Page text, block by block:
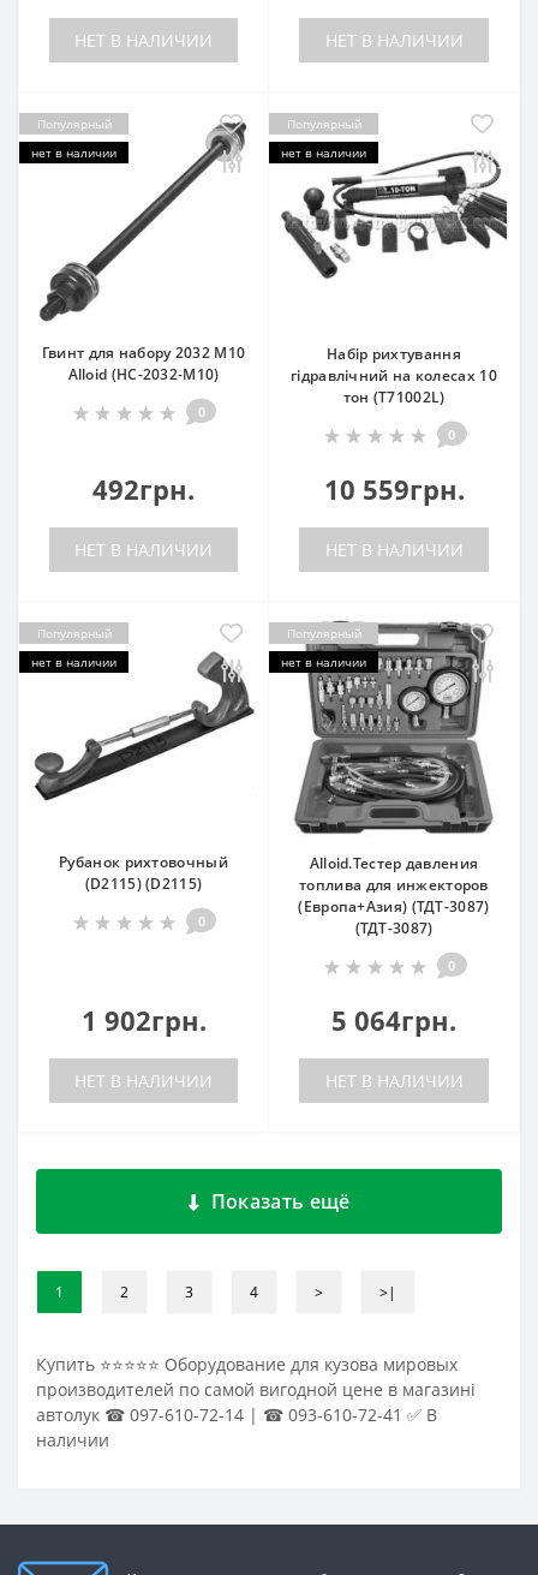
НЕТ В НАЛИЧИИ НЕТ В НАЛИЧИИ
Популярный
нет в наличии
Гвинт для набору 2032 M10
Alloid (НС-2032-М10)
0
492грн.
НЕТ В НАЛИЧИИ
Популярный
нет в наличии
Набiр рихтування
гідравлічний на колесах 10
тон (T71002L)
0
10 559грн.
НЕТ В НАЛИЧИИ
Популярный
нет в наличии
Рубанок рихтовочный
(D2115) (D2115)
0
1 902грн.
НЕТ В НАЛИЧИИ
Популярный
нет в наличии
Alloid.Тестер давления
топлива для инжекторов
(Европа+Азия) (ТДТ-3087)
(ТДТ-3087)
0
5 064грн.
НЕТ В НАЛИЧИИ
Показать ещё
1 2 3 4 > >|
Купить ⭐⭐⭐⭐⭐ Оборудование для кузова мировых
производителей по самой вигодной цене в магазині
автолук ☎ 097-610-72-14 | ☎ 093-610-72-41 ✅ В
наличии